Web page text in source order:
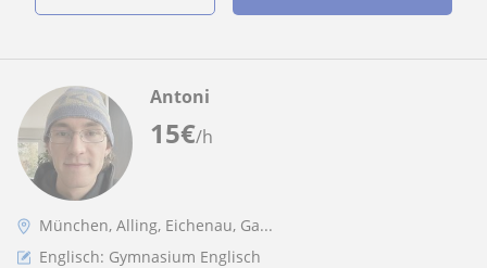
15€/h
Antoni
München, Alling, Eichenau, Ga...
Englisch: Gymnasium Englisch